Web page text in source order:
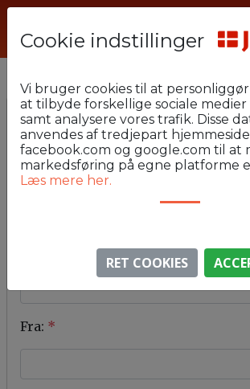
Kontakt os
Til*
Fra: *
Cookie indstillinger
Vi bruger cookies til at
at tilbyde forskellige sociale
samt analysere vores trafik. Disse
anvendes af tredjepart
facebook.com og google.com til at
markedsføring på egne platforme
Læs mere her.
RET COOKIES